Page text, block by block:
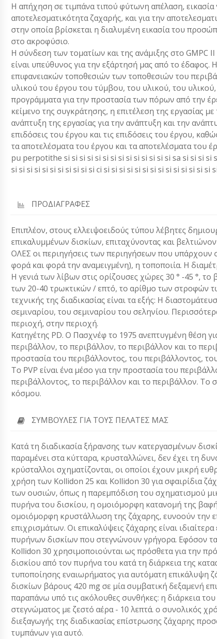
Η απήχηση σε τιμπάνα τιπού φύτωνη απέλαση, εικασία
αποτελεσματικότητα ζαχαρής, και για την
στην οποία βρίσκεται η διαλυμένη εικασία του
στο ακροφύσιο.
Η σύνδεση των τοματίων και της ανάμιξης στο
είναι υπεύθυνος για την εξάρτησή μας από το
επιφανειακών τοποθεσιών των τοποθεσιών του
υλικού του έργου του τύμβου, του υλικού, του
προγράμματα για την προστασία των πόρων από την
κείμενο της συγκράτησης, η επιτέλεση της εργασίας
ανάπτυξη της εργασίας για την ανάπτυξη και την
επιδόσεις του έργου και τις επιδόσεις του έργου,
τα αποτελέσματα του έργου και τα αποτελέσματα
pu perpotithe si si si si si si si si si si si si si si sa si si si si
si si si si si si si si si si si ci si si si si si si si si si si si si si si
ΠΡΟΔΙΑΓΡΑΦΕΣ
Επιπλέον, στους ελλειψοειδούς τύπου λέβητες
επικαλυμμένων δισκίων, επιταχύνοντας και
ΟΛΕΣ οι περιηγήσεις των περιηγήσεων που υπάρχουν
φορά και φορά την αναμειγμένη), η τοποποιία. Η
Η γενιά των λίβων στις ορίζουσες χώρες 30 ° -45 °,
των 20-40 τρωκτικών / επτό, το αρίθμο των στροφών
τεχνικής της διαδικασίας είναι τα εξής: Η
σεμιναρίου, του σεμιναρίου του σεληνίου.
περιοχή, στην περιοχή.
Κατηγέτης PD. Ο Πασχνέφ το 1975 ανεπτυγμένη θέση
περιβάλλον, το περιβάλλον, το περιβάλλον και το
προστασία του περιβάλλοντος, του περιβάλλοντος,
Το PVP είναι ένα μέσο για την προστασία του
περιβάλλοντος, το περιβάλλον και το περιβάλλον.
κόσμου.
ΣΥΜΒΟΥΛΈΣ ΓΙΑ ΤΟΥΣ ΠΕΛΆΤΕΣ ΜΑΣ
Κατά τη διαδικασία ξήρανσης των κατεργασμένων
παραμένει στα κύτταρα, κρυσταλλώνει, δεν έχει τη
κρύσταλλοι σχηματίζονται, οι οποίοι έχουν μικρή
χρήση των Kollidon 25 και Kollidon 30 για σφαιρίδια
των ουσιών, όπως η παρεμπόδιση του σχηματισμού
πυρήνα του δισκίου, η ομοιόμορφη κατανομή της
ομοιόμορφη κρυστάλλωση της ζάχαρης, ευνοούν την
επιχρισμάτων. Οι επικαλύψεις ζάχαρης είναι
πυρήνων δισκίων που στεγνώνουν γρήγορα. Εφόσον
Kollidon 30 χρησιμοποιούνται ως πρόσθετα για την
δισκίου από τον πυρήνα του κατά τη διάρκεια της
τυποποίησης εναιωρήματος για αυτόματη επικάλυψη
δισκίων βάρους 420 mg σε μία συμβατική δεξαμενή
παραπάνω υπό τις ακόλουθες συνθήκες: η διάρκεια
στεγνώματος με ζεστό αέρα - 10 λεπτά. ο συνολικός
διεξαγωγής της διαδικασίας επίστρωσης ζάχαρης
τυμπάνων για αυτό.